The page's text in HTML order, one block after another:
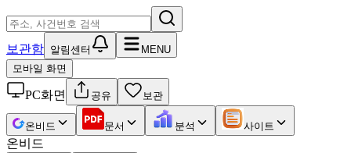
보관함 알림센터
MENU
모바일 화면
PC화면 공유 보관
온비드 문서 분석 사이트
온비드